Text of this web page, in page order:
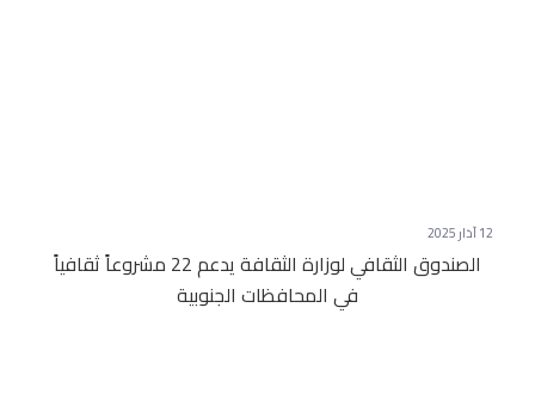
12 آذار 2025
الصندوق الثقافي لوزارة الثقافة يدعم 22 مشروعاً ثقافياً
في المحافظات الجنوبية